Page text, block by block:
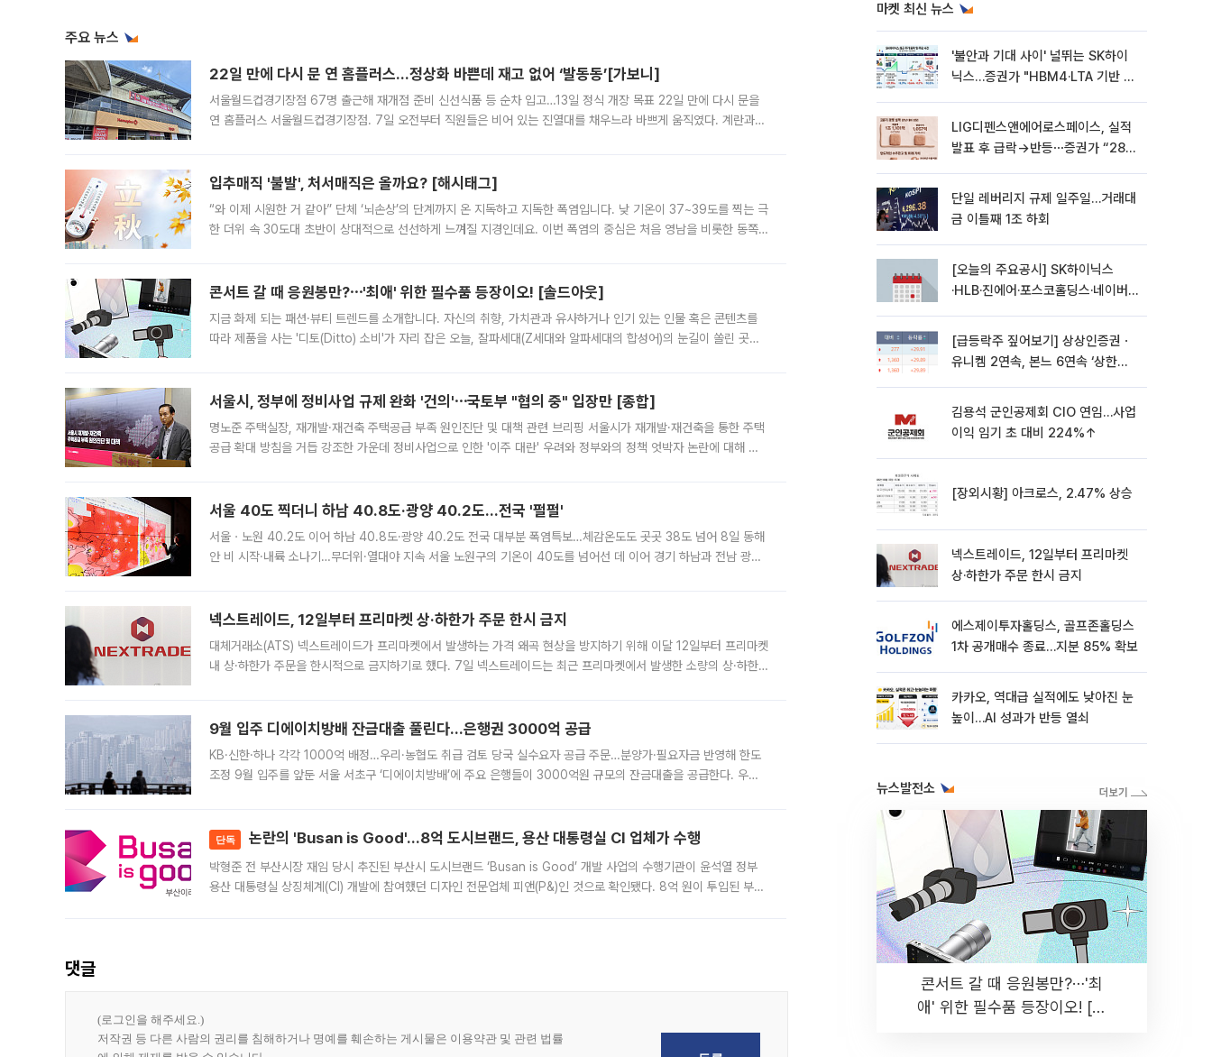
주요 뉴스
22일 만에 다시 문 연 홈플러스…정상화 바쁜데 재고 없어 ‘발동동’[가보니]
서울월드컵경기장점 67명 출근해 재개점 준비 신선식품 등 순차 입고…13일 정식 개장 목표 22일 만에 다시 문을
연 홈플러스 서울월드컵경기장점. 7일 오전부터 직원들은 비어 있는 진열대를 채우느라 바쁘게 움직였다. 계란과
입추매직 '불발', 처서매직은 올까요? [해시태그]
“와 이제 시원한 거 같아” 단체 ‘뇌손상’의 단계까지 온 지독하고 지독한 폭염입니다. 낮 기온이 37~39도를 찍는 극
한 더위 속 30도대 초반이 상대적으로 선선하게 느껴질 지경인데요. 이번 폭염의 중심은 처음 영남을 비롯한 동쪽
콘서트 갈 때 응원봉만?⋯'최애' 위한 필수품 등장이오! [솔드아웃]
지금 화제 되는 패션·뷰티 트렌드를 소개합니다. 자신의 취향, 가치관과 유사하거나 인기 있는 인물 혹은 콘텐츠를
따라 제품을 사는 '디토(Ditto) 소비'가 자리 잡은 오늘, 잘파세대(Z세대와 알파세대의 합성어)의 눈길이 쏠린 곳은
서울시, 정부에 정비사업 규제 완화 '건의'⋯국토부 "협의 중" 입장만 [종합]
명노준 주택실장, 재개발·재건축 주택공급 부족 원인진단 및 대책 관련 브리핑 서울시가 재개발·재건축을 통한 주택
공급 확대 방침을 거듭 강조한 가운데 정비사업으로 인한 '이주 대란' 우려와 정부와의 정책 엇박자 논란에 대해 정
서울 40도 찍더니 하남 40.8도·광양 40.2도…전국 '펄펄'
서울ㆍ노원 40.2도 이어 하남 40.8도·광양 40.2도 전국 대부분 폭염특보…체감온도도 곳곳 38도 넘어 8일 동해
안 비 시작·내륙 소나기…무더위·열대야 지속 서울 노원구의 기온이 40도를 넘어선 데 이어 경기 하남과 전남 광양
넥스트레이드, 12일부터 프리마켓 상·하한가 주문 한시 금지
대체거래소(ATS) 넥스트레이드가 프리마켓에서 발생하는 가격 왜곡 현상을 방지하기 위해 이달 12일부터 프리마켓
내 상·하한가 주문을 한시적으로 금지하기로 했다. 7일 넥스트레이드는 최근 프리마켓에서 발생한 소량의 상·하한
9월 입주 디에이치방배 잔금대출 풀린다…은행권 3000억 공급
KB·신한·하나 각각 1000억 배정…우리·농협도 취급 검토 당국 실수요자 공급 주문…분양가·필요자금 반영해 한도
조정 9월 입주를 앞둔 서울 서초구 ‘디에이치방배’에 주요 은행들이 3000억원 규모의 잔금대출을 공급한다. 우리
단독 논란의 'Busan is Good'…8억 도시브랜드, 용산 대통령실 CI 업체가 수행
박형준 전 부산시장 재임 당시 추진된 부산시 도시브랜드 ‘Busan is Good’ 개발 사업의 수행기관이 윤석열 정부
용산 대통령실 상징체계(CI) 개발에 참여했던 디자인 전문업체 피앤(P&)인 것으로 확인됐다. 8억 원이 투입된 부산
댓글
마켓 최신 뉴스
'불안과 기대 사이' 널뛰는 SK하이
닉스…증권가 "HBM4·LTA 기반 펀
LIG디펜스앤에어로스페이스, 실적
발표 후 급락→반등⋯증권가 “28년
단일 레버리지 규제 일주일…거래대
금 이틀째 1조 하회
[오늘의 주요공시] SK하이닉스
·HLB·진에어·포스코홀딩스·네이버·
[급등락주 짚어보기] 상상인증권ㆍ
유니켐 2연속, 본느 6연속 ‘상한
김용석 군인공제회 CIO 연임…사업
이익 임기 초 대비 224%↑
[장외시황] 아크로스, 2.47% 상승
넥스트레이드, 12일부터 프리마켓
상·하한가 주문 한시 금지
에스제이투자홀딩스, 골프존홀딩스
1차 공개매수 종료…지분 85% 확보
카카오, 역대급 실적에도 낮아진 눈
높이…AI 성과가 반등 열쇠
뉴스발전소
콘서트 갈 때 응원봉만?⋯'최
애' 위한 필수품 등장이오! [솔